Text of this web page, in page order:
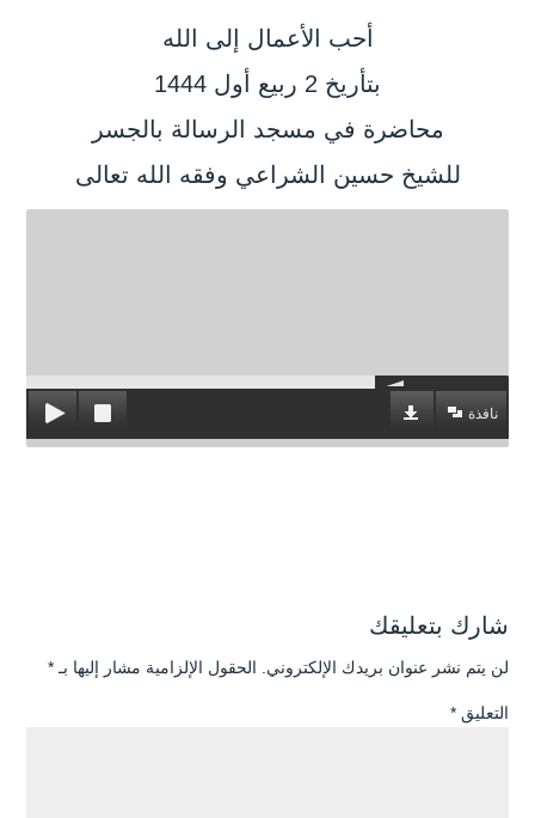
أحب الأعمال إلى الله
بتأريخ 2 ربيع أول 1444
محاضرة في مسجد الرسالة بالجسر
للشيخ حسين الشراعي وفقه الله تعالى
نافذة
شارك بتعليقك
لن يتم نشر عنوان بريدك الإلكتروني. الحقول الإلزامية مشار إليها بـ *
التعليق *